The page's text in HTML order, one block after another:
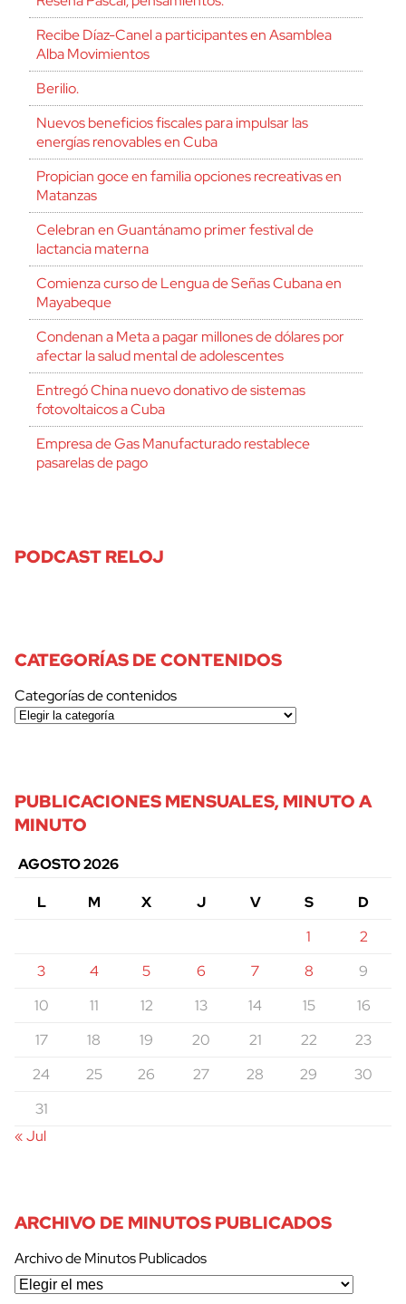
cerrar
Recibe Díaz-Canel a participantes en Asamblea
Alba Movimientos
Berilio.
Nuevos beneficios fiscales para impulsar las
energías renovables en Cuba
Propician goce en familia opciones recreativas en
Matanzas
Celebran en Guantánamo primer festival de
lactancia materna
Comienza curso de Lengua de Señas Cubana en
Mayabeque
Condenan a Meta a pagar millones de dólares por
afectar la salud mental de adolescentes
Entregó China nuevo donativo de sistemas
fotovoltaicos a Cuba
Empresa de Gas Manufacturado restablece
pasarelas de pago
PODCAST RELOJ
CATEGORÍAS DE CONTENIDOS
Categorías de contenidos
PUBLICACIONES MENSUALES, MINUTO A
MINUTO
AGOSTO 2026
L
M X J V S
D
1
2
3
4 5 6 7 8
9
10
11 12 13 14 15
16
17
18 19 20 21 22
23
24
25 26 27 28 29
30
31
« Jul
ARCHIVO DE MINUTOS PUBLICADOS
Archivo de Minutos Publicados